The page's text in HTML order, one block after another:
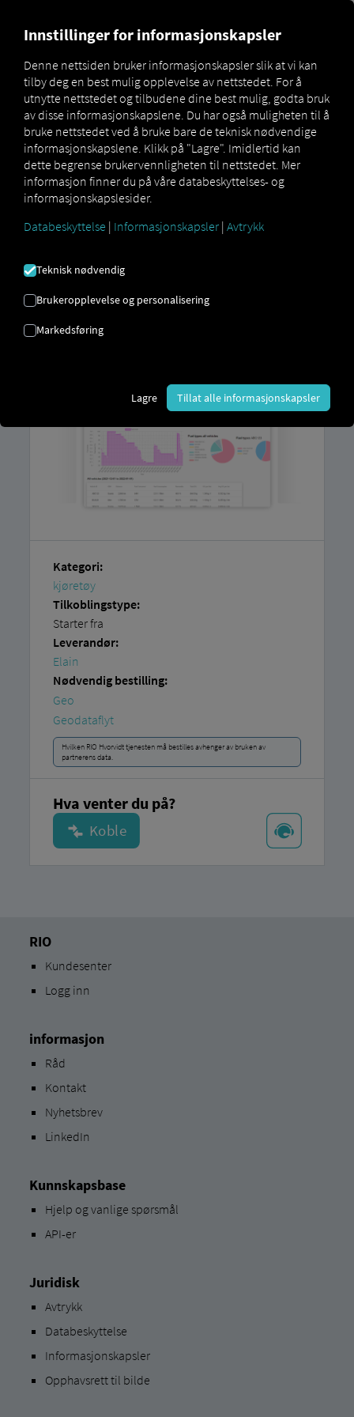
Marketplace Connectors Elain Connect
ELAIN KOBLE TIL
Integrering av en ekstern leverandør
Bruker du allerede
denne tjenesten med data fra våre
plattformen
Kategori:
kjøretøy
Tilkoblingstype:
Starter fra
Leverandør:
Elain
Nødvendig bestilling:
Geo
Geodataflyt
Hvilken RIO Hvorvidt tjenesten må bestilles avhenger av bruken av
partnerens data.
Hva venter du på?
RIO
Kundesenter
Logg inn
informasjon
Råd
Kontakt
Nyhetsbrev
LinkedIn
Kunnskapsbase
Hjelp og vanlige spørsmål
API-er
Juridisk
Avtrykk
Databeskyttelse
Informasjonskapsler
Opphavsrett til bilde
Innstillinger for informasjonskapsler
Denne nettsiden bruker informasjonskapsler slik at vi kan
tilby deg en best mulig opplevelse av nettstedet. For å
utnytte nettstedet og tilbudene dine best mulig, godta bruk
av disse informasjonskapslene. Du har også muligheten til å
bruke nettstedet ved å bruke bare de teknisk nødvendige
informasjonskapslene. Klikk på "Lagre". Imidlertid kan
dette begrense brukervennligheten til nettstedet. Mer
informasjon finner du på våre databeskyttelses- og
informasjonskapslesider.
Databeskyttelse | Informasjonskapsler | Avtrykk
Teknisk nødvendig
Brukeropplevelse og personalisering
Markedsføring
Lagre Tillat alle informasjonskapsler